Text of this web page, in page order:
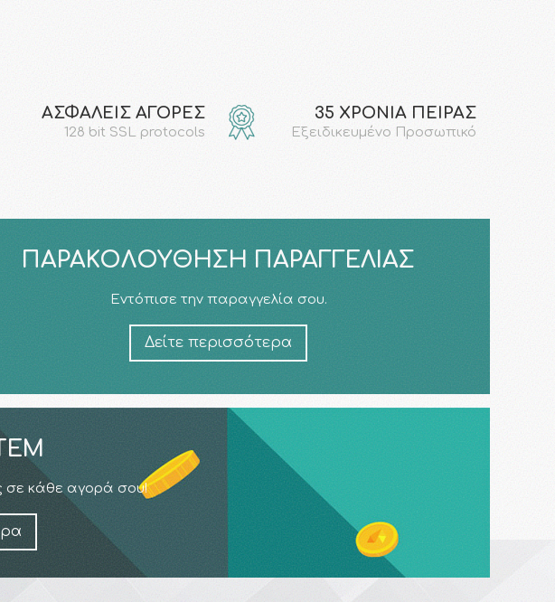
AΣΦΑΛΕΙΣ ΑΓΟΡΕΣ
128 bit SSL protocols
35 ΧΡΟΝΙΑ ΠΕΙΡΑΣ
Εξειδικευμένο Προσωπικό
ΠΑΡΑΚΟΛΟΎΘΗΣΗ ΠΑΡΑΓΓΕΛΊΑΣ
Εντόπισε την παραγγελία σου.
Δείτε περισσότερα
σε κάθε αγορά σου!